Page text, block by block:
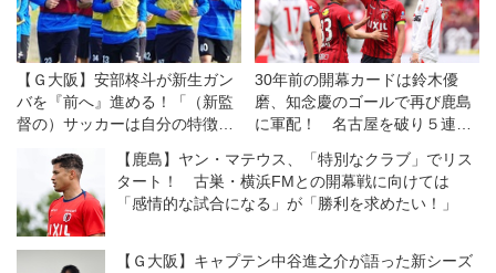
【Ｇ大阪】安部柊斗が新生ガン
バを『前へ』進める！「（新監
督の）サッカーは自分の特徴に
前・連続インタビュー
30年前の開幕カードは鈴木優
磨、知念慶のゴールで再び鹿島
に軍配！ 名古屋を破り５連勝
【鹿島】ヤン・マテウス、「特別なクラブ」でリス
タート！ 古巣・横浜FMとの開幕戦に向けては
「感情的な試合になる」が「勝利を求めたい！」
【Ｇ大阪】キャプテン中谷進之介が語った新シーズ